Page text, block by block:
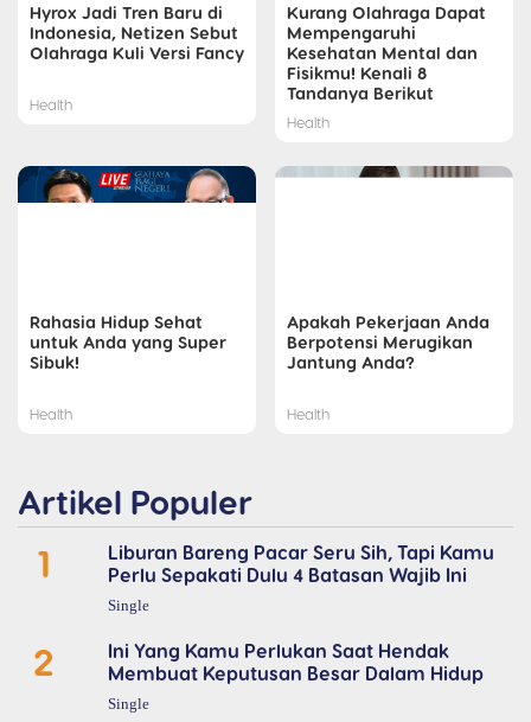
Hyrox Jadi Tren Baru di
Indonesia, Netizen Sebut
Olahraga Kuli Versi Fancy
Health
Kurang Olahraga Dapat
Mempengaruhi
Kesehatan Mental dan
Fisikmu! Kenali 8
Tandanya Berikut
Health
Rahasia Hidup Sehat
untuk Anda yang Super
Sibuk!
Health
Apakah Pekerjaan Anda
Berpotensi Merugikan
Jantung Anda?
Health
Artikel Populer
1
Liburan Bareng Pacar Seru Sih, Tapi Kamu
Perlu Sepakati Dulu 4 Batasan Wajib Ini
Single
2
Ini Yang Kamu Perlukan Saat Hendak
Membuat Keputusan Besar Dalam Hidup
Single